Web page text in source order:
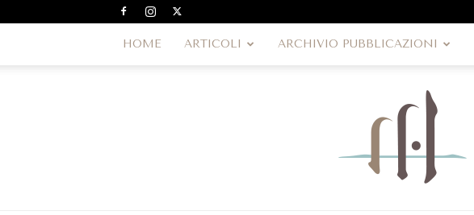
HOME ARTICOLI ARCHIVIO PUBBLICAZIONI